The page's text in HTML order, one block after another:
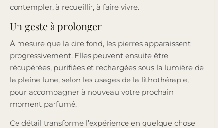
contempler, à recueillir, à faire vivre.
Un geste à prolonger
À mesure que la cire fond, les pierres apparaissent
progressivement. Elles peuvent ensuite être
récupérées, purifiées et rechargées sous la lumière de
la pleine lune, selon les usages de la lithothérapie,
pour accompagner à nouveau votre prochain
moment parfumé.
Ce détail transforme l’expérience en quelque chose